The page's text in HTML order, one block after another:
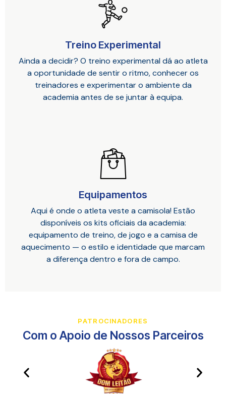
Treino Experimental
Ainda a decidir? O treino experimental dá ao atleta
a oportunidade de sentir o ritmo, conhecer os
treinadores e experimentar o ambiente da
academia antes de se juntar à equipa.
Equipamentos
Aqui é onde o atleta veste a camisola! Estão
disponíveis os kits oficiais da academia:
equipamento de treino, de jogo e a camisa de
aquecimento — o estilo e identidade que marcam
a diferença dentro e fora de campo.
PATROCINADORES
Com o Apoio de Nossos Parceiros​